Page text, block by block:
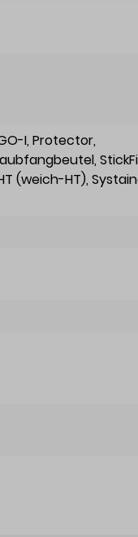
I, Protector,
,
(weich-HT),